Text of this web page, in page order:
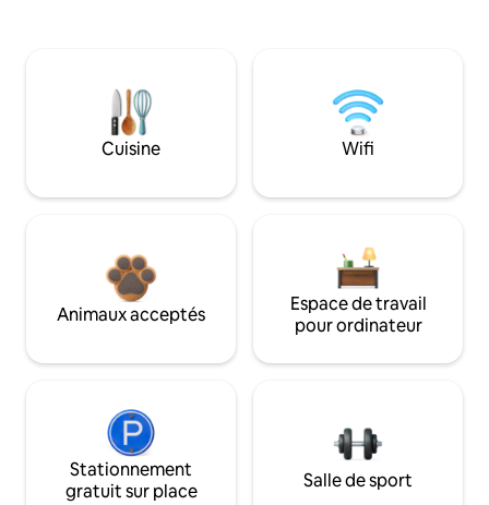
Cuisine Wifi
Animaux acceptés
Espace de travail
pour ordinateur
Stationnement
gratuit sur place
Salle de sport